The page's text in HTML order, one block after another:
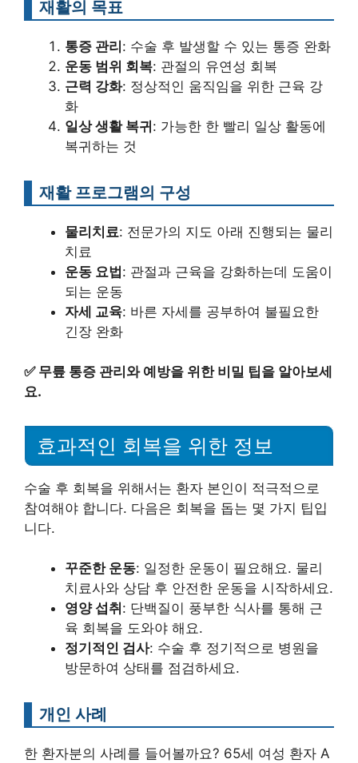
재활의 목표
통증 관리: 수술 후 발생할 수 있는 통증 완화
운동 범위 회복: 관절의 유연성 회복
근력 강화: 정상적인 움직임을 위한 근육 강
화
일상 생활 복귀: 가능한 한 빨리 일상 활동에
복귀하는 것
재활 프로그램의 구성
물리치료: 전문가의 지도 아래 진행되는 물리
치료
운동 요법: 관절과 근육을 강화하는데 도움이
되는 운동
자세 교육: 바른 자세를 공부하여 불필요한
긴장 완화
✅ 무릎 통증 관리와 예방을 위한 비밀 팁을 알아보세
요.
효과적인 회복을 위한 정보
수술 후 회복을 위해서는 환자 본인이 적극적으로
참여해야 합니다. 다음은 회복을 돕는 몇 가지 팁입
니다.
꾸준한 운동: 일정한 운동이 필요해요. 물리
치료사와 상담 후 안전한 운동을 시작하세요.
영양 섭취 : 단백질이 풍부한 식사를 통해 근
육 회복을 도와야 해요.
정기적인 검사: 수술 후 정기적으로 병원을
방문하여 상태를 점검하세요.
개인 사례
한 환자분의 사례를 들어볼까요? 65세 여성 환자 A